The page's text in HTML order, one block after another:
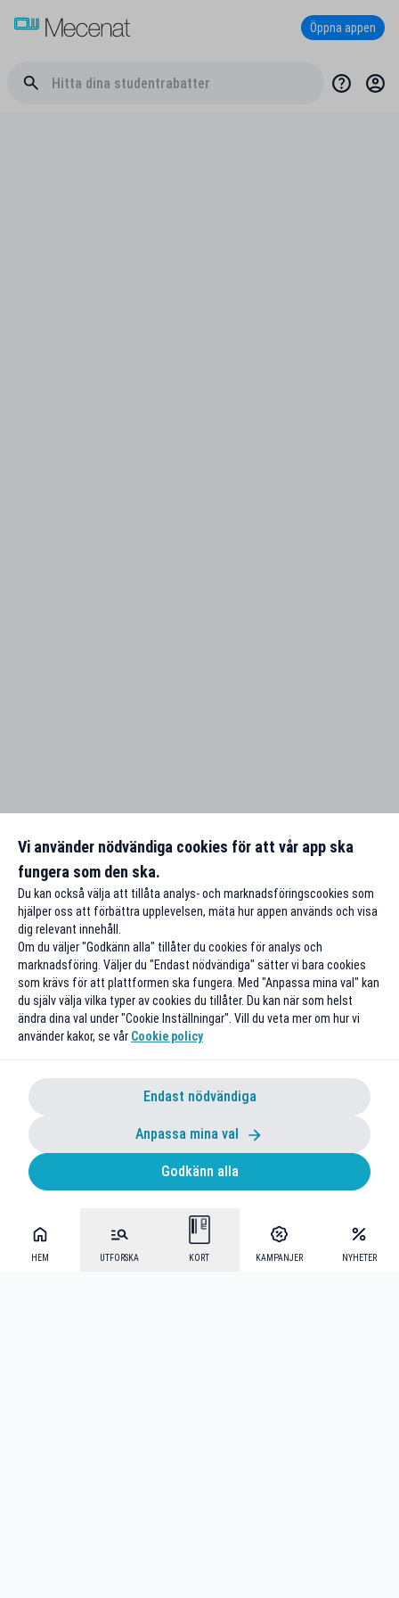
HEM UTFORSKA KORT KAMPANJER NYHETER
Öppna appen
Vi använder nödvändiga cookies för att vår app ska
fungera som den ska.
Du kan också välja att tillåta analys- och marknadsföringscookies som
hjälper oss att förbättra upplevelsen, mäta hur appen används och visa
dig relevant innehåll.
Om du väljer "Godkänn alla" tillåter du cookies för analys och
marknadsföring. Väljer du "Endast nödvändiga" sätter vi bara cookies
som krävs för att plattformen ska fungera. Med "Anpassa mina val" kan
du själv välja vilka typer av cookies du tillåter. Du kan när som helst
ändra dina val under "Cookie Inställningar". Vill du veta mer om hur vi
använder kakor, se vår Cookie policy
Endast nödvändiga
Anpassa mina val
Godkänn alla